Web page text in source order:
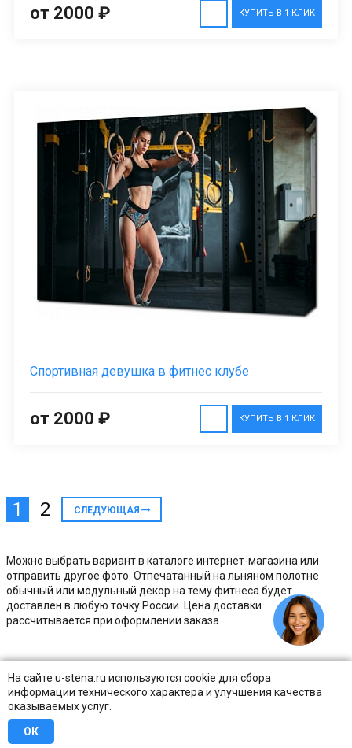
На сайте u-stena.ru используются cookie для сбора
информации технического характера и улучшения качества
оказываемых услуг.
ОК
КУПИТЬ В 1 КЛИК
от 2000 ₽
Спортивная девушка в фитнес клубе
КУПИТЬ В 1 КЛИК
от 2000 ₽
1 2 СЛЕДУЮЩАЯ
Можно выбрать вариант в каталоге интернет-магазина или
отправить другое фото. Отпечатанный на льняном полотне
обычный или модульный декор на тему фитнеса будет
доставлен в любую точку России. Цена доставки
рассчитывается при оформлении заказа.